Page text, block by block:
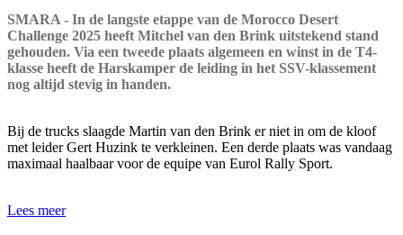
SMARA - In de langste etappe van de Morocco Desert
Challenge 2025 heeft Mitchel van den Brink uitstekend stand
gehouden. Via een tweede plaats algemeen en winst in de T4-
klasse heeft de Harskamper de leiding in het SSV-klassement
nog altijd stevig in handen.
Bij de trucks slaagde Martin van den Brink er niet in om de kloof
met leider Gert Huzink te verkleinen. Een derde plaats was vandaag
maximaal haalbaar voor de equipe van Eurol Rally Sport.
Lees meer